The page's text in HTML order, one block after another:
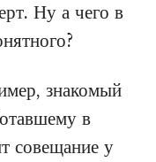
Ну а чего в
знакомый
в
совещание у